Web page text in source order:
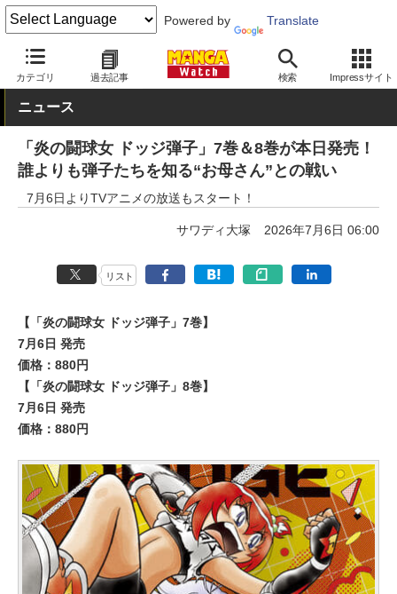
Powered by Translate
カテゴリ 過去記事 検索 Impressサイト
MANGA Watch 少年
ニュース
「炎の闘球女 ドッジ弾子」7巻＆8巻が本日発売！
誰よりも弾子たちを知る“お母さん”との戦い
7月6日よりTVアニメの放送もスタート！
サワディ大塚 2026年7月6日 06:00
リスト
【「炎の闘球女 ドッジ弾子」7巻】
7月6日 発売
価格：880円
【「炎の闘球女 ドッジ弾子」8巻】
7月6日 発売
価格：880円